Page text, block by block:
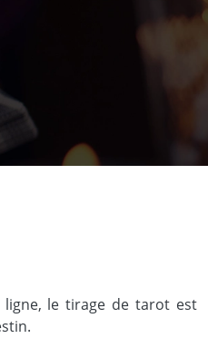
ligne, le tirage de tarot est